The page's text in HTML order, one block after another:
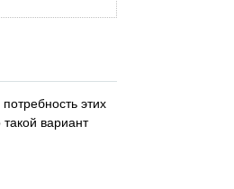
этих
вариант